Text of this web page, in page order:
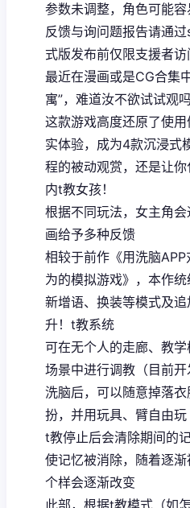
参数未调整，角色可能
反馈与询问题报告请通
式版发布前仅限支援者访
最近在漫画或是CG合集
寓”，难道汝不欲试试观
这款游戏高度还原了使
实体验，成为4款沉浸式
程的被动观赏，还是让
内t教女孩！
根据不同玩法，女主角
画给予多种反馈
相较于前作《用洗脑
为的模拟游戏》，本作统
新增语、换装等模式及
升！t教系统
可在无个人的走廊、教
场景中进行调教（目前开
洗脑后，可以随意掉落
扮，并用玩具、臂自由玩
t教停止后会清除期间的
使记忆被消除，随着逐
个样会逐渐改变
此部，根据t教模式（如